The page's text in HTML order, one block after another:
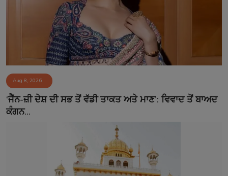
Aug 8, 2026
‘ਜੈੱਨ-ਜ਼ੀ ਦੇਸ਼ ਦੀ ਸਭ ਤੋਂ ਵੱਡੀ ਤਾਕਤ ਅਤੇ ਮਾਣ’: ਵਿਵਾਦ ਤੋਂ ਬਾਅਦ
ਕੰਗਨ...